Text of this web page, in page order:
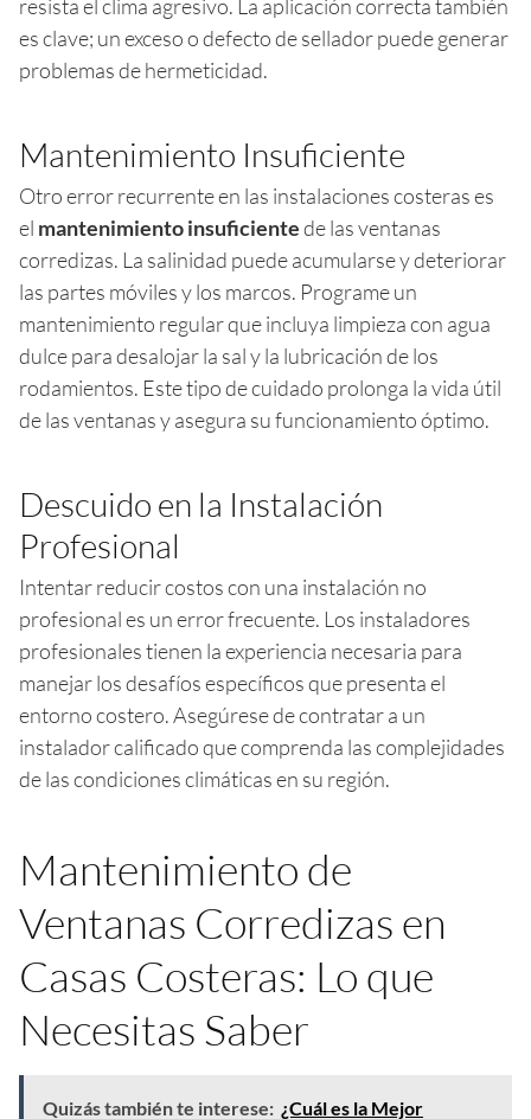
resista el clima agresivo. La aplicación correcta también
es clave; un exceso o defecto de sellador puede generar
problemas de hermeticidad.
Mantenimiento Insuficiente
Otro error recurrente en las instalaciones costeras es
el mantenimiento insuficientede las ventanas
corredizas. La salinidad puede acumularse y deteriorar
las partes móviles y los marcos. Programe un
mantenimiento regular que incluya limpieza con agua
dulce para desalojar la sal y la lubricación de los
rodamientos. Este tipo de cuidado prolonga la vida útil
de las ventanas y asegura su funcionamiento óptimo.
Descuido en la Instalación
Profesional
Intentar reducir costos con una instalación no
profesional es un error frecuente. Los instaladores
profesionales tienen la experiencia necesaria para
manejar los desafíos específicos que presenta el
entorno costero. Asegúrese de contratar a un
instalador calificado que comprenda las complejidades
de las condiciones climáticas en su región.
Mantenimiento de
Ventanas Corredizas en
Casas Costeras: Lo que
Necesitas Saber
Quizás también te interese: ¿Cuál es la Mejor